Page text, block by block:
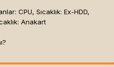
CPU, Sıcaklık: Ex-HDD,
Anakart